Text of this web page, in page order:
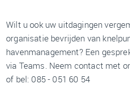
Wilt u ook uw uitdagingen
organisatie bevrijden van
havenmanagement? Een
via Teams. Neem contact met
of bel: 085 - 051 60 54